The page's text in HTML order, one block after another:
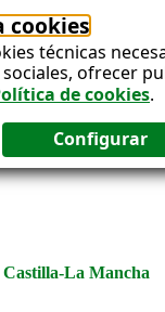
cookies
técnicas
ofrecer
de cookies.
Castilla-La Mancha